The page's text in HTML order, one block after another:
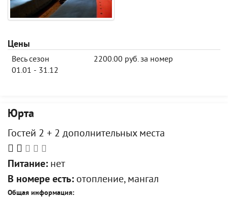
Цены
Весь сезон
01.01 - 31.12
2200.00 руб. за номер
Юрта
Гостей 2 + 2 дополнительных места
Питание: нет
В номере есть: отопление, мангал
Общая информация: